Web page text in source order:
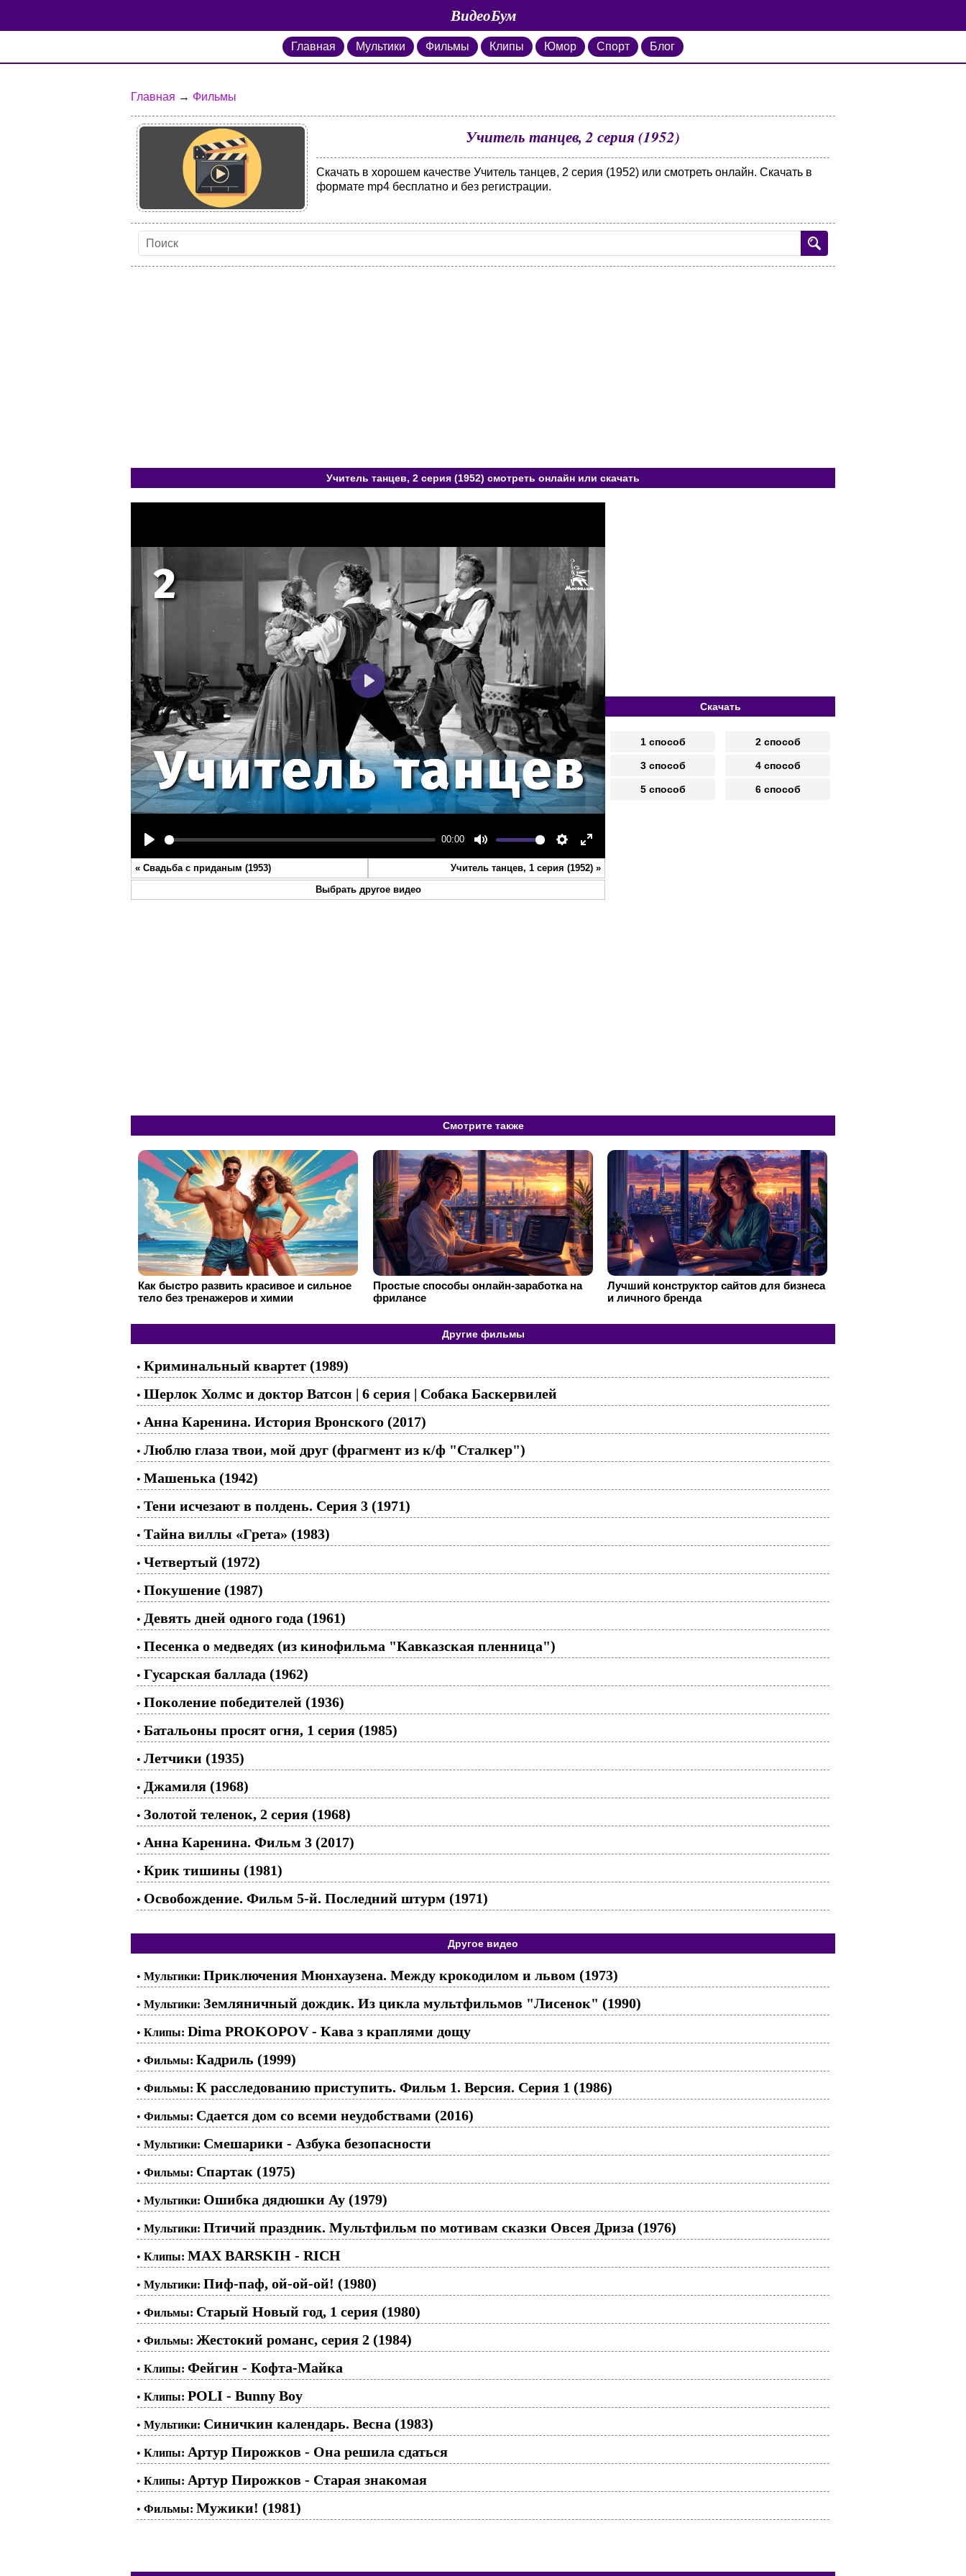
ВидеоБум
Главная Мультики Фильмы Клипы Юмор Спорт Блог
Главная → Фильмы
Учитель танцев, 2 серия (1952)
Скачать в хорошем качестве Учитель танцев, 2 серия (1952) или смотреть онлайн. Скачать в
формате mp4 бесплатно и без регистрации.
Учитель танцев, 2 серия (1952) смотреть онлайн или скачать
Play
00:00
Mute Settings
Enter
fullscreen
Play
« Свадьба с приданым (1953) Учитель танцев, 1 серия (1952) »
Выбрать другое видео
Скачать
1 способ 2 способ
3 способ 4 способ
5 способ 6 способ
Смотрите также
Как быстро развить красивое и сильное
тело без тренажеров и химии
Простые способы онлайн-заработка на
фрилансе
Лучший конструктор сайтов для бизнеса
и личного бренда
Другие фильмы
• Криминальный квартет (1989)
• Шерлок Холмс и доктор Ватсон | 6 серия | Собака Баскервилей
• Анна Каренина. История Вронского (2017)
• Люблю глаза твои, мой друг (фрагмент из к/ф "Сталкер")
• Машенька (1942)
• Тени исчезают в полдень. Серия 3 (1971)
• Тайна виллы «Грета» (1983)
• Четвертый (1972)
• Покушение (1987)
• Девять дней одного года (1961)
• Песенка о медведях (из кинофильма "Кавказская пленница")
• Гусарская баллада (1962)
• Поколение победителей (1936)
• Батальоны просят огня, 1 серия (1985)
• Летчики (1935)
• Джамиля (1968)
• Золотой теленок, 2 серия (1968)
• Анна Каренина. Фильм 3 (2017)
• Крик тишины (1981)
• Освобождение. Фильм 5-й. Последний штурм (1971)
Другое видео
• Мультики: Приключения Мюнхаузена. Между крокодилом и львом (1973)
• Мультики: Земляничный дождик. Из цикла мультфильмов "Лисенок" (1990)
• Клипы: Dima PROKOPOV - Кава з краплями дощу
• Фильмы: Кадриль (1999)
• Фильмы: К расследованию приступить. Фильм 1. Версия. Серия 1 (1986)
• Фильмы: Сдается дом со всеми неудобствами (2016)
• Мультики: Смешарики - Азбука безопасности
• Фильмы: Спартак (1975)
• Мультики: Ошибка дядюшки Ау (1979)
• Мультики: Птичий праздник. Мультфильм по мотивам сказки Овсея Дриза (1976)
• Клипы: MAX BARSKIH - RICH
• Мультики: Пиф-паф, ой-ой-ой! (1980)
• Фильмы: Старый Новый год, 1 серия (1980)
• Фильмы: Жестокий романс, серия 2 (1984)
• Клипы: Фейгин - Кофта-Майка
• Клипы: POLI - Bunny Boy
• Мультики: Синичкин календарь. Весна (1983)
• Клипы: Артур Пирожков - Она решила сдаться
• Клипы: Артур Пирожков - Старая знакомая
• Фильмы: Мужики! (1981)